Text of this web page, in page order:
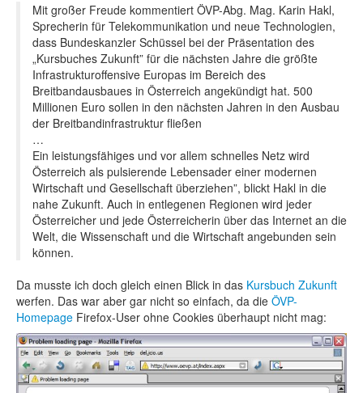
Mit großer Freude kommentiert ÖVP-Abg. Mag. Karin Hakl,
Sprecherin für Telekommunikation und neue Technologien,
dass Bundeskanzler Schüssel bei der Präsentation des
„Kursbuches Zukunft” für die nächsten Jahre die größte
Infrastrukturoffensive Europas im Bereich des
Breitbandausbaues in Österreich angekündigt hat. 500
Millionen Euro sollen in den nächsten Jahren in den Ausbau
der Breitbandinfrastruktur fließen
…
Ein leistungsfähiges und vor allem schnelles Netz wird
Österreich als pulsierende Lebensader einer modernen
Wirtschaft und Gesellschaft überziehen”, blickt Hakl in die
nahe Zukunft. Auch in entlegenen Regionen wird jeder
Österreicher und jede Österreicherin über das Internet an die
Welt, die Wissenschaft und die Wirtschaft angebunden sein
können.
Da musste ich doch gleich einen Blick in das Kursbuch Zukunft
werfen. Das war aber gar nicht so einfach, da die ÖVP-
Homepage Firefox-User ohne Cookies überhaupt nicht mag: